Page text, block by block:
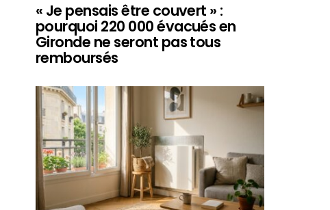
« Je pensais être couvert » :
pourquoi 220 000 évacués en
Gironde ne seront pas tous
remboursés